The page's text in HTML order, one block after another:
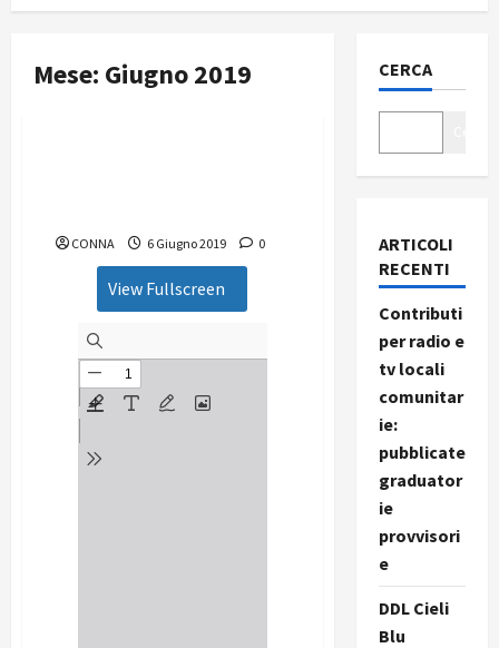
Mese: Giugno 2019
CONNA 6 Giugno 2019 0
View Fullscreen
CERCA
ARTICOLI
RECENTI
Contributi
per radio e
tv locali
comunitar
ie:
pubblicate
graduator
ie
provvisori
e
DDL Cieli
Blu